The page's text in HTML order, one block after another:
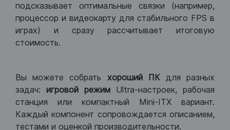
подсказывает оптимальные связки (например,
процессор и видеокарту для стабильного FPS в
играх) и сразу рассчитывает итоговую
стоимость.
Вы можете собрать хороший ПКдля разных
задач: игровой режим Ultra-настроек, рабочая
станция или компактный Mini-ITX вариант.
Каждый компонент сопровождается описанием,
тестами и оценкой производительности.